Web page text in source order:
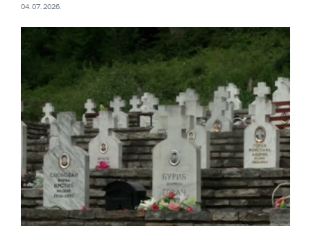
04. 07. 2026.